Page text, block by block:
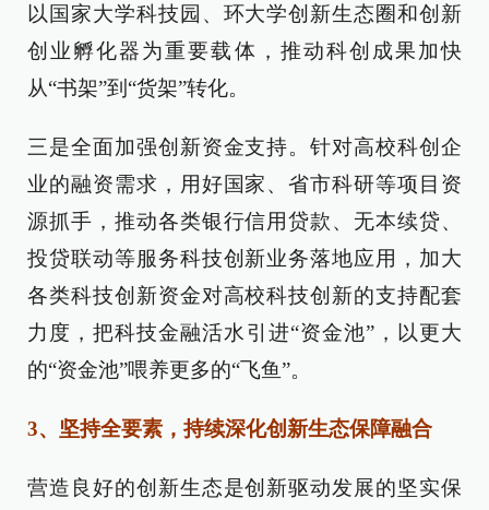
以国家大学科技园、环大学创新生态圈和创新
创业孵化器为重要载体，推动科创成果加快
从“书架”到“货架”转化。
三是全面加强创新资金支持。针对高校科创企
业的融资需求，用好国家、省市科研等项目资
源抓手，推动各类银行信用贷款、无本续贷、
投贷联动等服务科技创新业务落地应用，加大
各类科技创新资金对高校科技创新的支持配套
力度，把科技金融活水引进“资金池”，以更大
的“资金池”喂养更多的“飞鱼”。
3、坚持全要素，持续深化创新生态保障融合
营造良好的创新生态是创新驱动发展的坚实保